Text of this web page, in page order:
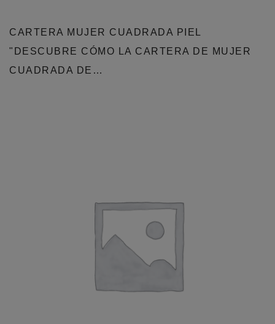
CARTERA MUJER CUADRADA PIEL
"DESCUBRE CÓMO LA CARTERA DE MUJER
CUADRADA DE…